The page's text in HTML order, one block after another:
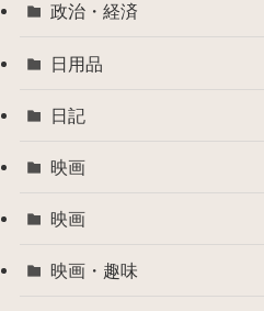
政治・経済
日用品
日記
映画
映画
映画・趣味